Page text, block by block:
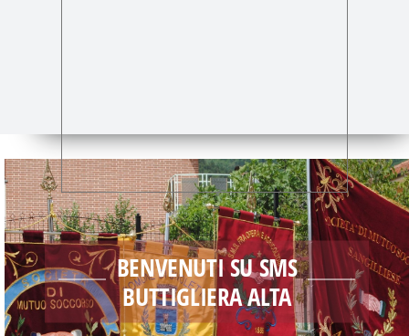
BENVENUTI SU SMS
BUTTIGLIERA ALTA